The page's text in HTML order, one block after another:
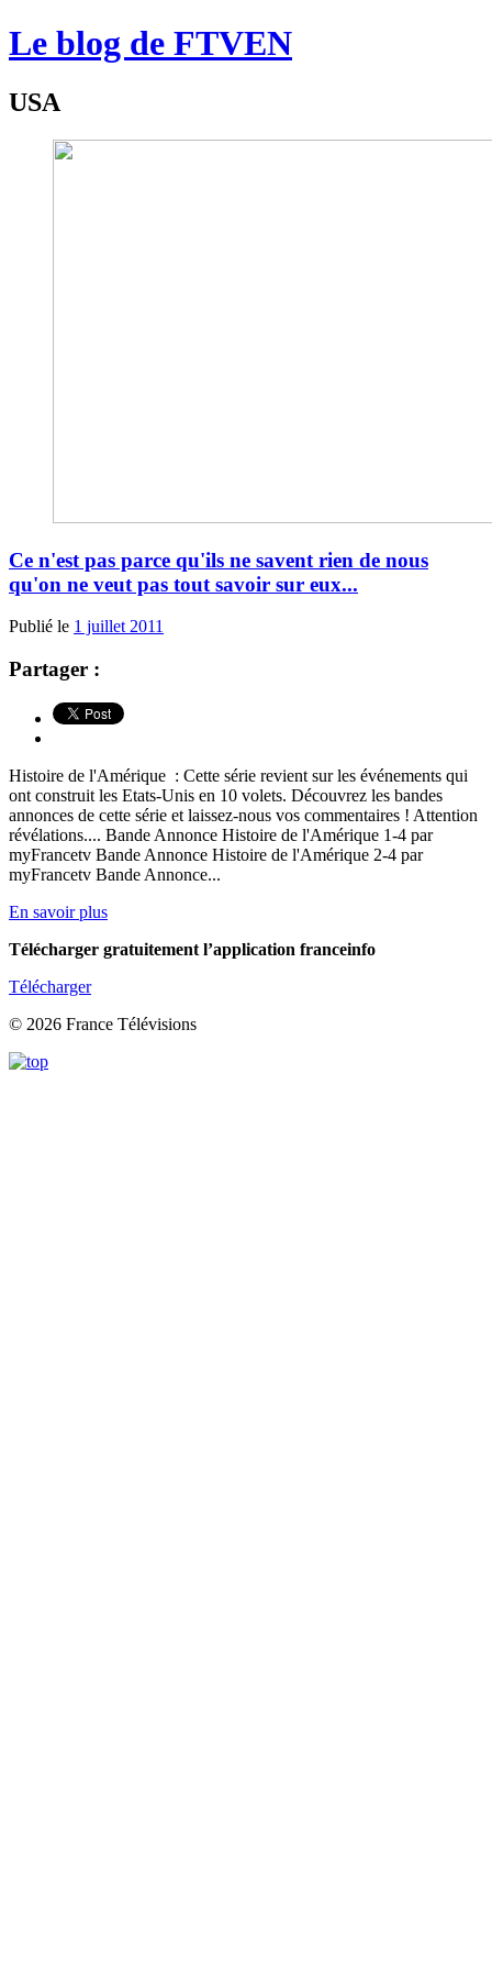
Le blog de FTVEN
USA
Ce n'est pas parce qu'ils ne savent rien de nous
qu'on ne veut pas tout savoir sur eux...
Publié le 1 juillet 2011
Partager :
Histoire de l'Amérique : Cette série revient sur les événements qui
ont construit les Etats-Unis en 10 volets. Découvrez les bandes
annonces de cette série et laissez-nous vos commentaires ! Attention
révélations.... Bande Annonce Histoire de l'Amérique 1-4 par
myFrancetv Bande Annonce Histoire de l'Amérique 2-4 par
myFrancetv Bande Annonce...
En savoir plus
Télécharger gratuitement l’application franceinfo
Télécharger
© 2026 France Télévisions